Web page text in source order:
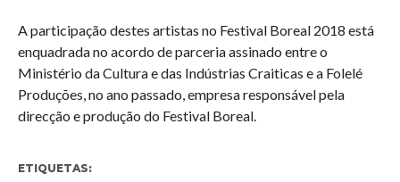
A participação destes artistas no Festival Boreal 2018 está
enquadrada no acordo de parceria assinado entre o
Ministério da Cultura e das Indústrias Craiticas e a Folelé
Produções, no ano passado, empresa responsável pela
direcção e produção do Festival Boreal.
ETIQUETAS: